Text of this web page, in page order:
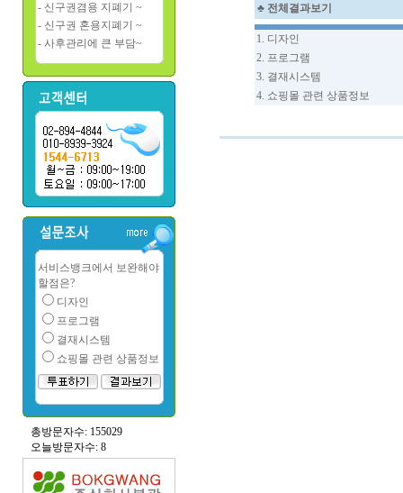
- 신구권겸용 지폐기 ~
- 신구권 혼용지폐기 ~
- 사후관리에 큰 부담~
서비스뱅크에서 보완해야
할점은?
디자인
프로그램
결재시스템
쇼핑몰 관련 상품정보
총방문자수: 155029
오늘방문자수: 8
♣ 전체결과보기
1. 디자인
2. 프로그램
3. 결재시스템
4. 쇼핑몰 관련 상품정보